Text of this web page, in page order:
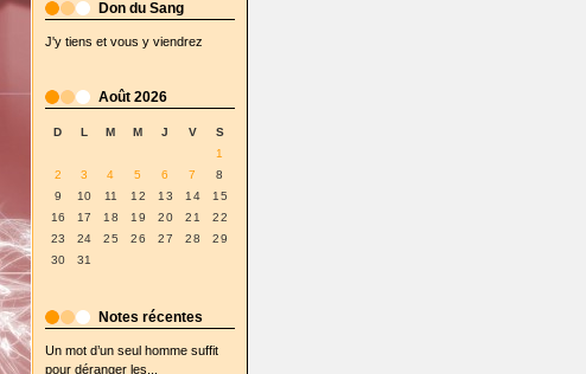
Don du Sang
J'y tiens et vous y viendrez
Août 2026
D L M M J V
S
1
2
3 4 5 6 7
8
9
10 11 12 13 14
15
16
17 18 19 20 21
22
23
24 25 26 27 28
29
30
31
Notes récentes
Un mot d’un seul homme suffit
pour déranger les...